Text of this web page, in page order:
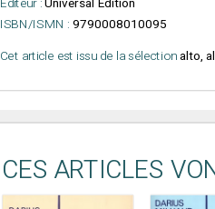
ISBN/ISMN : 9790008010095
Cet article est issu de la sélectionalto,
CES ARTICLES